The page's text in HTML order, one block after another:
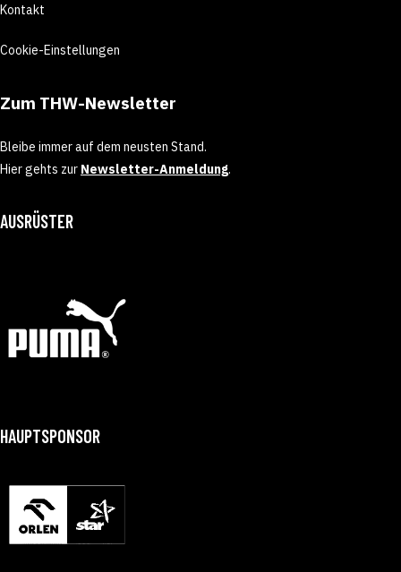
Kontakt
Cookie-Einstellungen
Zum THW-Newsletter
Bleibe immer auf dem neusten Stand.
Hier gehts zur Newsletter-Anmeldung.
AUSRÜSTER
HAUPTSPONSOR